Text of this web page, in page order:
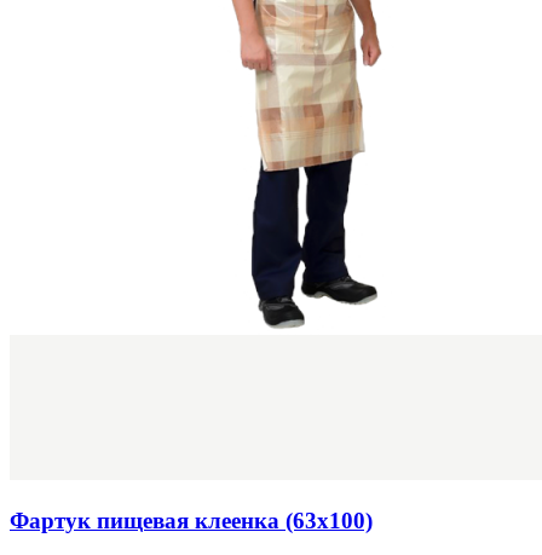
Фартук пищевая клеенка (63х100)